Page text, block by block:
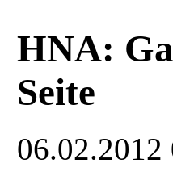
HNA:
Seite
06.02.2012